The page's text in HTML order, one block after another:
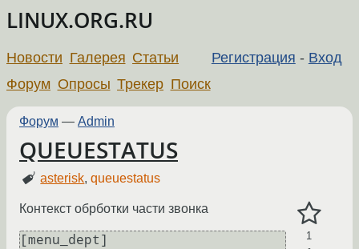
LINUX.ORG.RU
Регистрация - Вход
Новости Галерея Статьи
Форум Опросы Трекер Поиск
Форум — Admin
QUEUESTATUS
asterisk,queuestatus
1
Контекст обрботки части звонка
[menu_dept]